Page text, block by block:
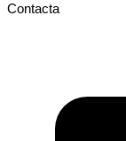
Contacta